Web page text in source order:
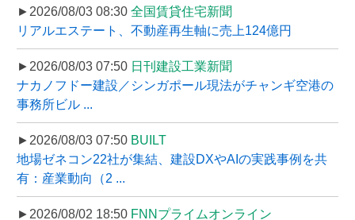
►2026/08/03 08:30 全国賃貸住宅新聞
リアルエステート、不動産再生軸に売上124億円
►2026/08/03 07:50 日刊建設工業新聞
ナカノフドー建設／シンガポール現法がチャンギ空港の
事務所ビル ...
►2026/08/03 07:50 BUILT
地場ゼネコン22社が集結、建設DXやAIの実践事例を共
有：産業動向（2 ...
►2026/08/02 18:50 FNNプライムオンライン